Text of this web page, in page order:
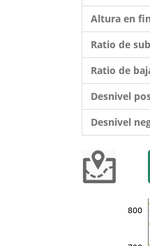
Altura en
Ratio de
Ratio de
Desnivel
Desnivel